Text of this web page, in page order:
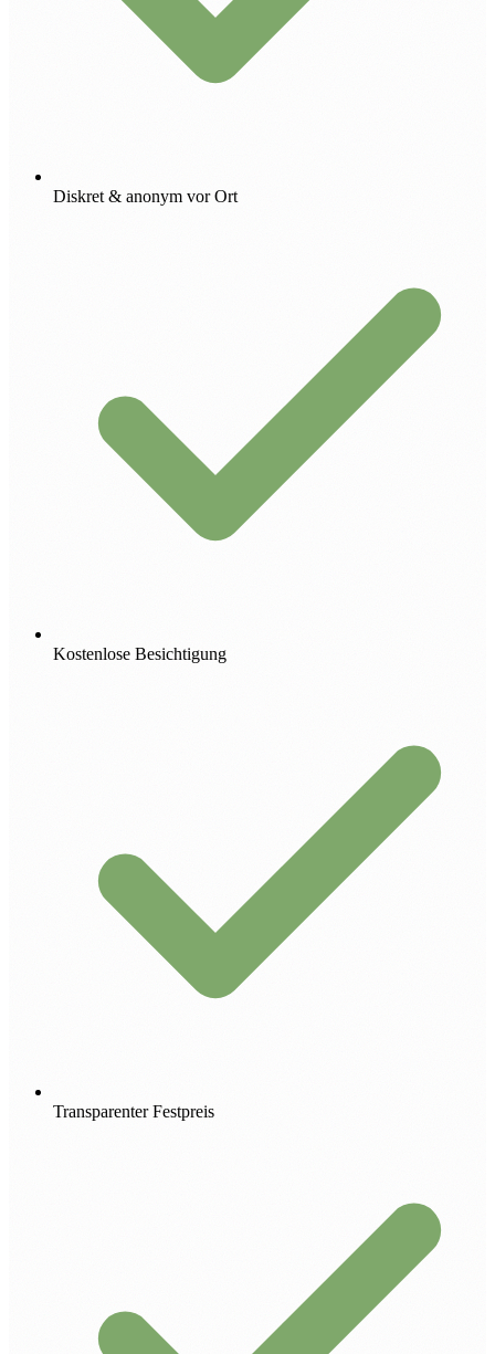
Diskret & anonym vor Ort
Kostenlose Besichtigung
Transparenter Festpreis